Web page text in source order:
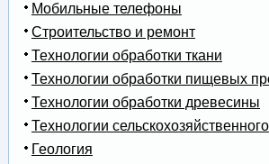
Мобильные телефоны
Строительство и ремонт
Технологии обработки ткани
Технологии обработки пищевых
Технологии обработки древесины
Технологии
Геология